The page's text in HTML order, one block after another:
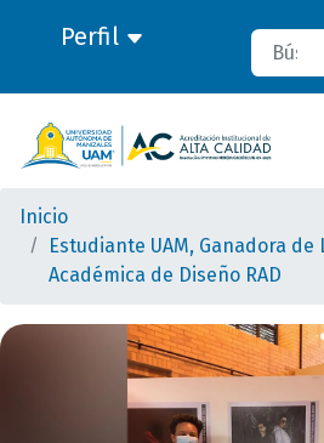
Perfil Buscar
Inicio
Estudiante UAM, Ganadora de
Académica de Diseño RAD